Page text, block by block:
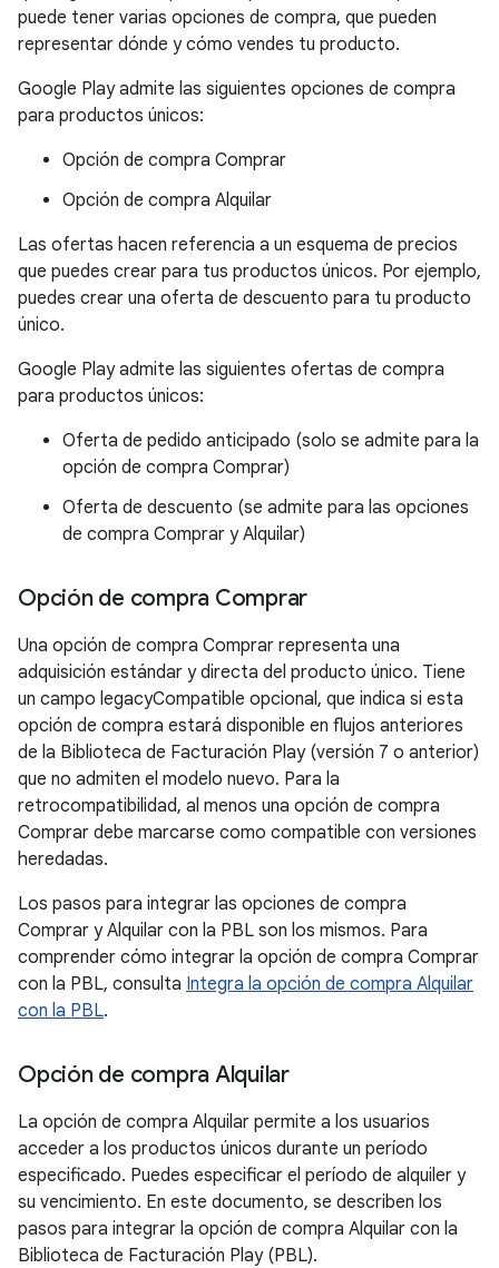
puede tener varias opciones de compra, que pueden
representar dónde y cómo vendes tu producto.
Google Play admite las siguientes opciones de compra
para productos únicos:
Opción de compra Comprar
Opción de compra Alquilar
Las ofertas hacen referencia a un esquema de precios
que puedes crear para tus productos únicos. Por ejemplo,
puedes crear una oferta de descuento para tu producto
único.
Google Play admite las siguientes ofertas de compra
para productos únicos:
Oferta de pedido anticipado (solo se admite para la
opción de compra Comprar)
Oferta de descuento (se admite para las opciones
de compra Comprar y Alquilar)
Opción de compra Comprar
Una opción de compra Comprar representa una
adquisición estándar y directa del producto único. Tiene
un campo legacyCompatible opcional, que indica si esta
opción de compra estará disponible en flujos anteriores
de la Biblioteca de Facturación Play (versión 7 o anterior)
que no admiten el modelo nuevo. Para la
retrocompatibilidad, al menos una opción de compra
Comprar debe marcarse como compatible con versiones
heredadas.
Los pasos para integrar las opciones de compra
Comprar y Alquilar con la PBL son los mismos. Para
comprender cómo integrar la opción de compra Comprar
con la PBL, consulta Integra la opción de compra Alquilar
con la PBL.
Opción de compra Alquilar
La opción de compra Alquilar permite a los usuarios
acceder a los productos únicos durante un período
especificado. Puedes especificar el período de alquiler y
su vencimiento. En este documento, se describen los
pasos para integrar la opción de compra Alquilar con la
Biblioteca de Facturación Play (PBL).